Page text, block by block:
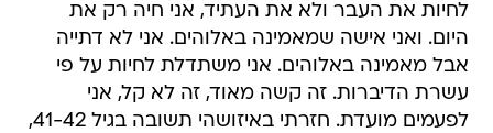
לחיות את העבר ולא את העתיד, אני חיה רק את
היום. ואני אישה שמאמינה באלוהים. אני לא דתייה
אבל מאמינה באלוהים. אני משתדלת לחיות על פי
עשרת הדיברות. זה קשה מאוד, זה לא קל, אני
לפעמים מועדת. חזרתי באיזושהי תשובה בגיל 41-42,